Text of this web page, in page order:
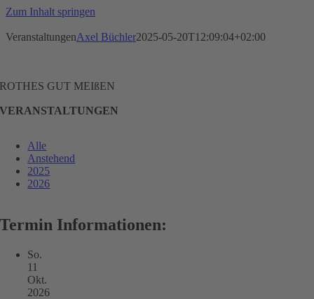
Zum Inhalt springen
VeranstaltungenAxel Büchler2025-05-20T12:09:04+02:00
ROTHES GUT MEIßEN
VERANSTALTUNGEN
Alle
Anstehend
2025
2026
Termin Informationen:
So.
11
Okt.
2026